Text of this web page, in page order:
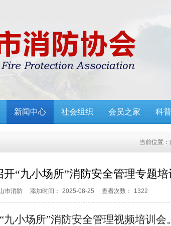
新闻中心 社会组织 会员之家 科
当前位置：
“九小场所”消防安全管理专题培
市消防 添加时间： 2025-08-25 查看次数： 1322
小场所”消防安全管理视频培训会